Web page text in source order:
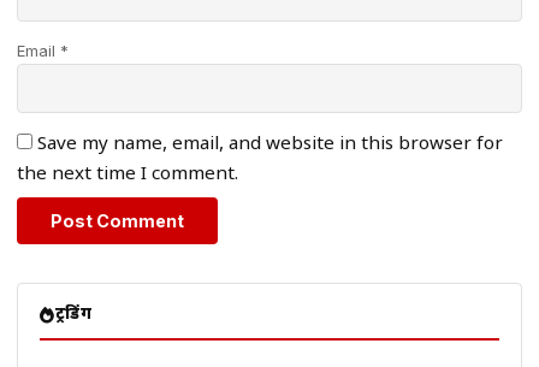
Email *
Save my name, email, and website in this browser for
the next time I comment.
ट्रेंडिंग